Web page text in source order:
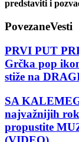
predstaviti i
PovezaneVesti
PRVI PUT
Grčka pop
stiže na
SA
najvažnijih
propustite